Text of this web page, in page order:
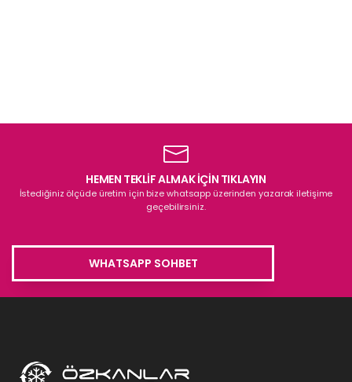
HEMEN TEKLİF ALMAK İÇİN TIKLAYIN
İstediğiniz ölçüde üretim için bize whatsapp üzerinden yazarak iletişime
geçebilirsiniz.
WHATSAPP SOHBET